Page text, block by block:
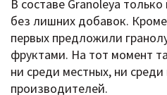
В составе Granoleya
без лишних добавок.
первых предложили
фруктами. На тот момент
ни среди местных, ни
производителей.